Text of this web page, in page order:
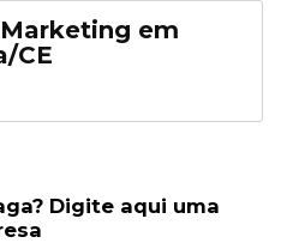
em
CE
Digite aqui uma